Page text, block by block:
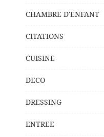
CHAMBRE D'ENFANT
CITATIONS
CUISINE
DECO
DRESSING
ENTREE